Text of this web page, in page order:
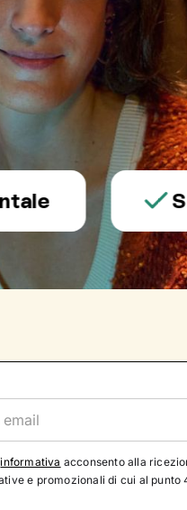
informativa acconsento alla
e promozionali di cui al punto